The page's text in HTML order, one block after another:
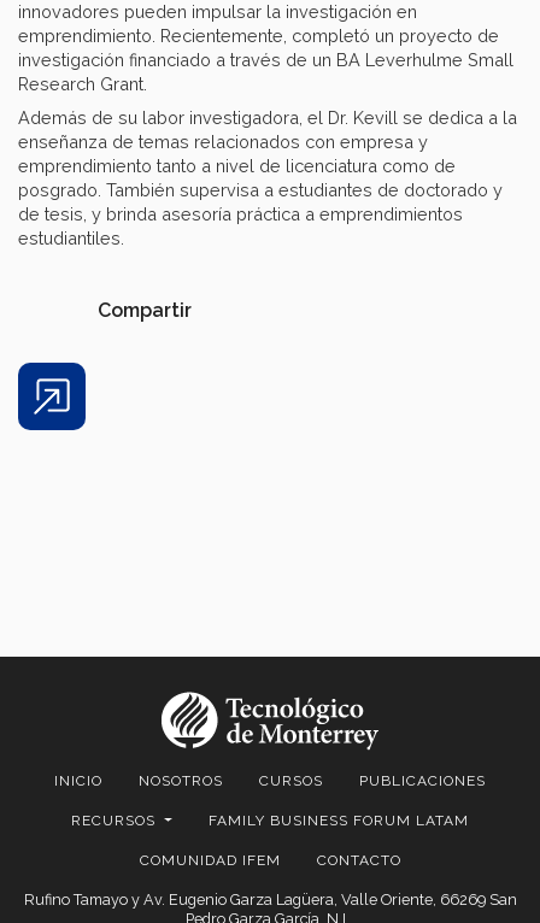
innovadores pueden impulsar la investigación en
emprendimiento. Recientemente, completó un proyecto de
investigación financiado a través de un BA Leverhulme Small
Research Grant.
Además de su labor investigadora, el Dr. Kevill se dedica a la
enseñanza de temas relacionados con empresa y
emprendimiento tanto a nivel de licenciatura como de
posgrado. También supervisa a estudiantes de doctorado y
de tesis, y brinda asesoría práctica a emprendimientos
estudiantiles.
Share
Compartir
INICIO NOSOTROS CURSOS PUBLICACIONES
RECURSOS FAMILY BUSINESS FORUM LATAM
COMUNIDAD IFEM CONTACTO
Rufino Tamayo y Av. Eugenio Garza Lagüera, Valle Oriente, 66269 San
Pedro Garza García, N.L.